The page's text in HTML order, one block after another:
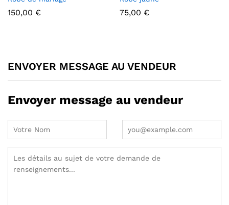
150,00 € 75,00 €
ENVOYER MESSAGE AU VENDEUR
Envoyer message au vendeur